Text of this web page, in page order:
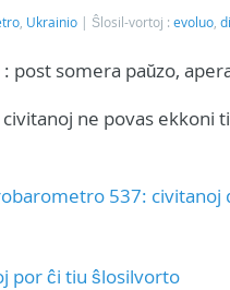
, Ukrainio Ŝlosil-vortoj : evoluo,
post somera paŭzo,
ne povas ekkoni
537: civitanoj
por ĉi tiu ŝlosilvorto